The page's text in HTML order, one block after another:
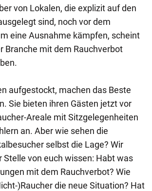
von Lokalen, die explizit auf den
sind, noch vor dem
eine Ausnahme kämpfen, scheint
Branche mit dem Rauchverbot
aufgestockt, machen das Beste
Sie bieten ihren Gästen jetzt vor
Areale mit Sitzgelegenheiten
an. Aber wie sehen die
selbst die Lage? Wir
Stelle von euch wissen: Habt was
mit dem Rauchverbot? Wie
)Raucher die neue Situation? Hat